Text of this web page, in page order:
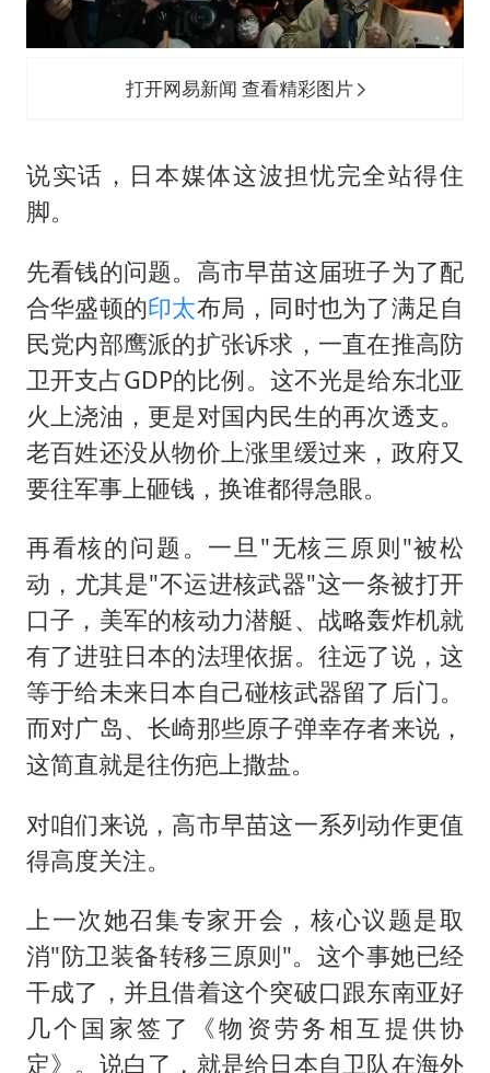
打开网易新闻 查看精彩图片
说实话，日本媒体这波担忧完全站得住
脚。
先看钱的问题。高市早苗这届班子为了配
合华盛顿的印太布局，同时也为了满足自
民党内部鹰派的扩张诉求，一直在推高防
卫开支占GDP的比例。这不光是给东北亚
火上浇油，更是对国内民生的再次透支。
老百姓还没从物价上涨里缓过来，政府又
要往军事上砸钱，换谁都得急眼。
再看核的问题。一旦"无核三原则"被松
动，尤其是"不运进核武器"这一条被打开
口子，美军的核动力潜艇、战略轰炸机就
有了进驻日本的法理依据。往远了说，这
等于给未来日本自己碰核武器留了后门。
而对广岛、长崎那些原子弹幸存者来说，
这简直就是往伤疤上撒盐。
对咱们来说，高市早苗这一系列动作更值
得高度关注。
上一次她召集专家开会，核心议题是取
消"防卫装备转移三原则"。这个事她已经
干成了，并且借着这个突破口跟东南亚好
几个国家签了《物资劳务相互提供协
定》。说白了，就是给日本自卫队在海外